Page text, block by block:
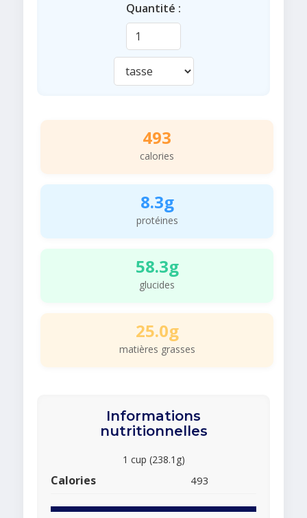
Quantité :
493
calories
8.3g
protéines
58.3g
glucides
25.0g
matières grasses
Informations
nutritionnelles
1 cup (238.1g)
Calories 493